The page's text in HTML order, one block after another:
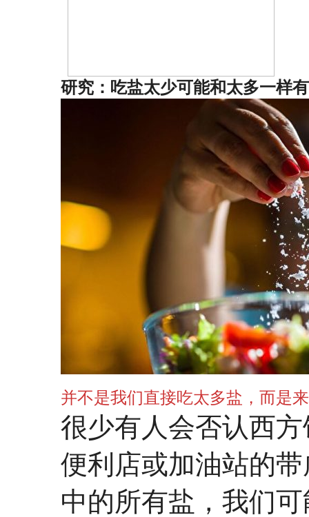
研究：吃盐太少可能和太多一样
并不是我们直接吃太多盐，而是
很少有人会否认西
便利店或加油站的
中的所有盐，我们